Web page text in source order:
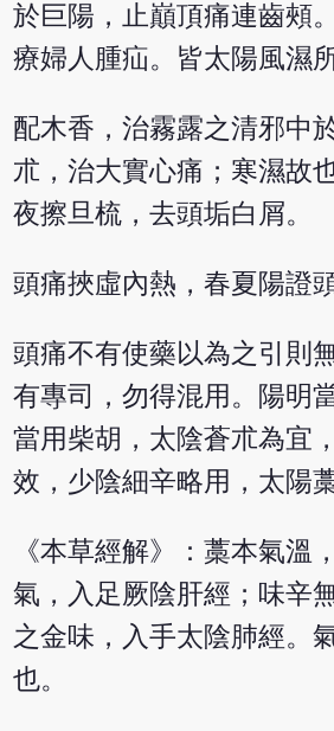
於巨陽，止巔頂痛連齒頰
療婦人腫疝。皆太陽風濕所
配木香，治霧露之清邪中
朮，治大實心痛；寒濕故
夜擦旦梳，去頭垢白屑。
頭痛挾虛內熱，春夏陽證
頭痛不有使藥以為之引則
有專司，勿得混用。陽明
當用柴胡，太陰蒼朮為宜
效，少陰細辛略用，太陽
《本草經解》：藁本氣溫
氣，入足厥陰肝經；味辛
之金味，入手太陰肺經。
也。